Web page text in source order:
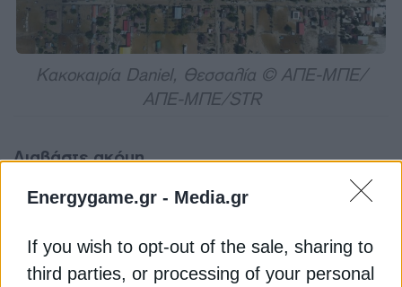
Energygame.gr - Media.gr
If you wish to opt-out of the sale, sharing to
third parties, or processing of your personal
Κακοκαιρία Daniel, Θεσσαλία © ΑΠΕ-ΜΠΕ/
ΑΠΕ-ΜΠΕ/STR
Διαβάστε ακόμη
τροποποίηση του προγράμματος ΔΑΜ
ΥΠΕΝ: “Γκάζι” για τα έργα του Ταμείου